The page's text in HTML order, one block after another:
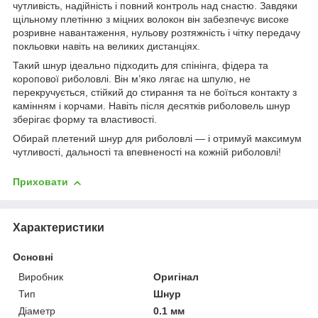
чутливість, надійність і повний контроль над снастю. Завдяки
щільному плетінню з міцних волокон він забезпечує високе
розривне навантаження, нульову розтяжність і чітку передачу
покльовки навіть на великих дистанціях.
Такий шнур ідеально підходить для спінінга, фідера та
коропової риболовлі. Він м’яко лягає на шпулю, не
перекручується, стійкий до стирання та не боїться контакту з
камінням і корчами. Навіть після десятків риболовель шнур
зберігає форму та властивості.
Обирай плетений шнур для риболовлі — і отримуй максимум
чутливості, дальності та впевненості на кожній риболовлі!
Приховати
Характеристики
Основні
Виробник
Оригінал
Тип
Шнур
Діаметр
0.1 мм